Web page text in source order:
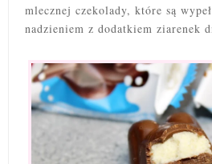
mlecznej czekolady, które są
nadzieniem z dodatkiem ziarenek